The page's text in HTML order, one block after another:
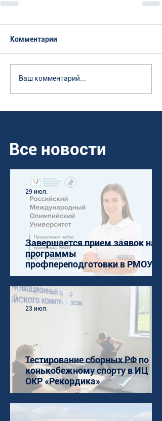
Комментарии
Ваш комментарий...
Все новости
Завершается прием заявок на
программы
профпереподготовки в РМОУ
29 июл.
Тестирование сборных РФ по
конькобежному спорту в ИЦ
ОКР «Рекордика»
23 июл.